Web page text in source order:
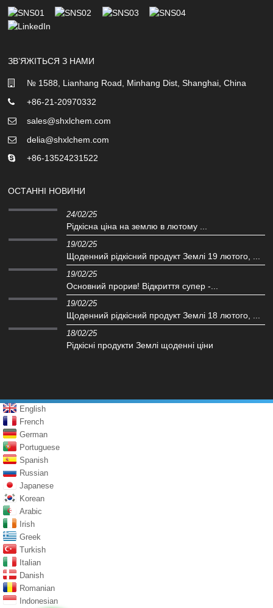
ЗВ’ЯЖІТЬСЯ З НАМИ
№ 1588, Lianhang Road, Minhang Dist, Shanghai, China
+86-21-20970332
sales@shxlchem.com
delia@shxlchem.com
+86-13524231522
ОСТАННІ НОВИНИ
24/02/25
Рідкісна ціна на землю в лютому ...
19/02/25
Щоденний рідкісний продукт Землі 19 лютого, ...
19/02/25
Основний прорив! Відкриття супер -...
19/02/25
Щоденний рідкісний продукт Землі 18 лютого, ...
18/02/25
Рідкісні продукти Землі щоденні ціни
English
French
German
Portuguese
Spanish
Russian
Japanese
Korean
Arabic
Irish
Greek
Turkish
Italian
Danish
Romanian
Indonesian